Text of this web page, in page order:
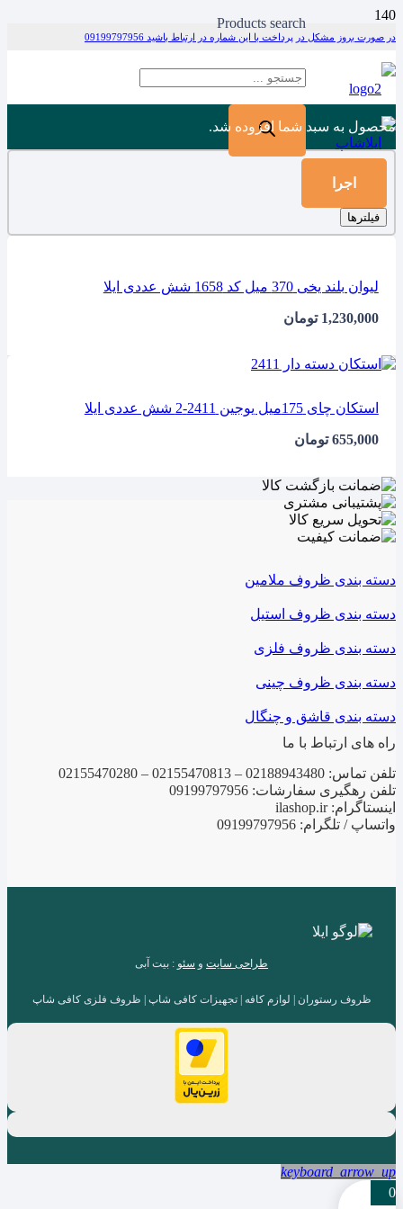
در صورت بروز مشکل در پرداخت با این شماره در ارتباط باشید 09199797956
Products search
محصول به سبد شما افزوده شد.
اجرا
فیلترها
لیوان بلند یخی 370 میل کد 1658 شش عددی ایلا
1,230,000 تومان
استکان چای 175میل یوجین 2411-2 شش عددی ایلا
655,000 تومان
دسته بندی ظروف ملامین
دسته بندی ظروف استیل
دسته بندی ظروف فلزی
دسته بندی ظروف چینی
دسته بندی قاشق و چنگال
راه های ارتباط با ما
تلفن تماس: 02188943480 – 02155470813 – 02155470280
تلفن رهگیری سفارشات: 09199797956
اینستاگرام: ilashop.ir
واتساپ / تلگرام: 09199797956
طراحی سایت و سئو : بیت آبی
ظروف رستوران | لوازم کافه | تجهیزات کافی شاپ | ظروف فلزی کافی شاپ
keyboard_arrow_up
0